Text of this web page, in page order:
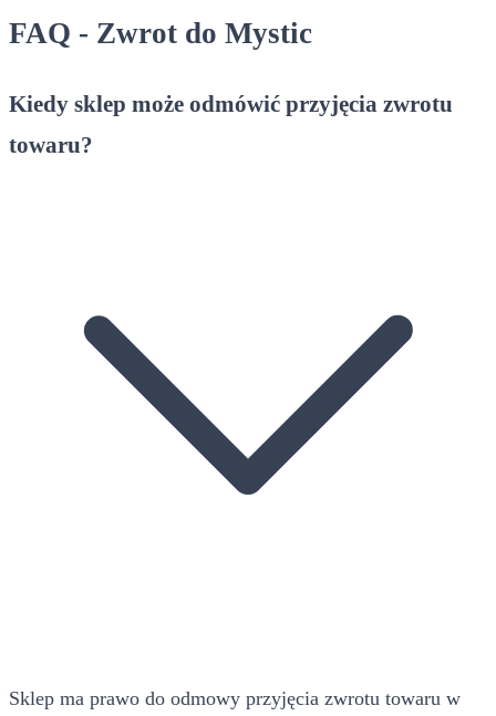
FAQ - Zwrot do Mystic
Kiedy sklep może odmówić przyjęcia zwrotu
towaru?
Sklep ma prawo do odmowy przyjęcia zwrotu towaru w